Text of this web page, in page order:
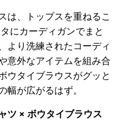
は、トップスを重ねるこ
にカーディガンでまと
より洗練されたコーディ
意外なアイテムを組み合
ウタイブラウスがグッと
が広がるはず。
ツ × ボウタイブラウス